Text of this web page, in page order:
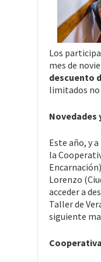
Los
mes de
descuento
limitados
Novedades
Este año, y
la
Lorenzo
acceder a
Taller de
siguiente